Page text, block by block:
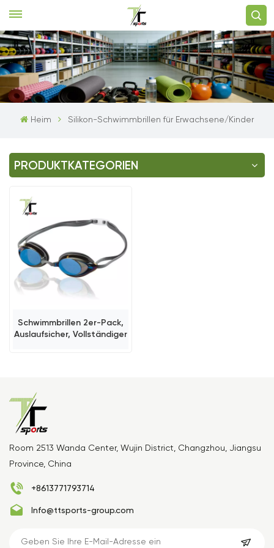
Heim Silikon-Schwimmbrillen für Erwachsene/Kinder
PRODUKTKATEGORIEN
Schwimmbrillen 2er-Pack,
Auslaufsicher, Vollständiger
Room 2513 Wanda Center, Wujin District, Changzhou, Jiangsu
Province, China
+8613771793714
Info@ttsports-group.com